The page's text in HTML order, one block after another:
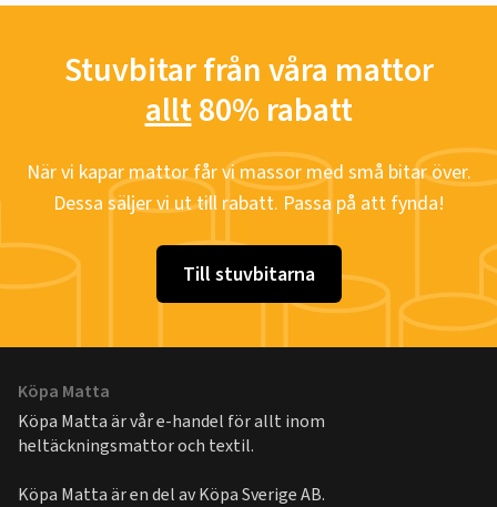
Stuvbitar från våra mattor
allt80% rabatt
När vi kapar mattor får vi massor med små bitar över.
Dessa säljer vi ut till rabatt. Passa på att fynda!
Till stuvbitarna
Köpa Matta
Köpa Matta är vår e-handel för allt inom
heltäckningsmattor och textil.
Köpa Matta är en del avKöpa Sverige AB.